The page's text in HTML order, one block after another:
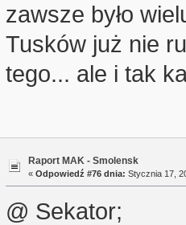
zawsze było
Tusków już nie
tego... ale i tak
Raport MAK - Smolensk
« Odpowiedź #76 dnia: Stycznia 17,
@ Sekator;